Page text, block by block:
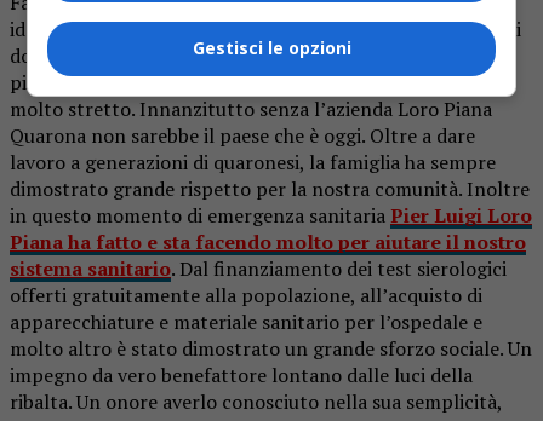
idee innovative alla nobiltà d’animo, è molto quello che gli
dobbiamo e questo piccolo gesto sono sicuro possa far
piacere a tutti. Il legame con il territorio è sempre stato
molto stretto. Innanzitutto senza l’azienda Loro Piana
Quarona non sarebbe il paese che è oggi. Oltre a dare
lavoro a generazioni di quaronesi, la famiglia ha sempre
dimostrato grande rispetto per la nostra comunità. Inoltre
in questo momento di emergenza sanitaria Pier Luigi Loro
Piana ha fatto e sta facendo molto per aiutare il nostro
sistema sanitario. Dal finanziamento dei test sierologici
offerti gratuitamente alla popolazione, all’acquisto di
apparecchiature e materiale sanitario per l’ospedale e
molto altro è stato dimostrato un grande sforzo sociale. Un
impegno da vero benefattore lontano dalle luci della
ribalta. Un onore averlo conosciuto nella sua semplicità,
Gestisci le opzioni